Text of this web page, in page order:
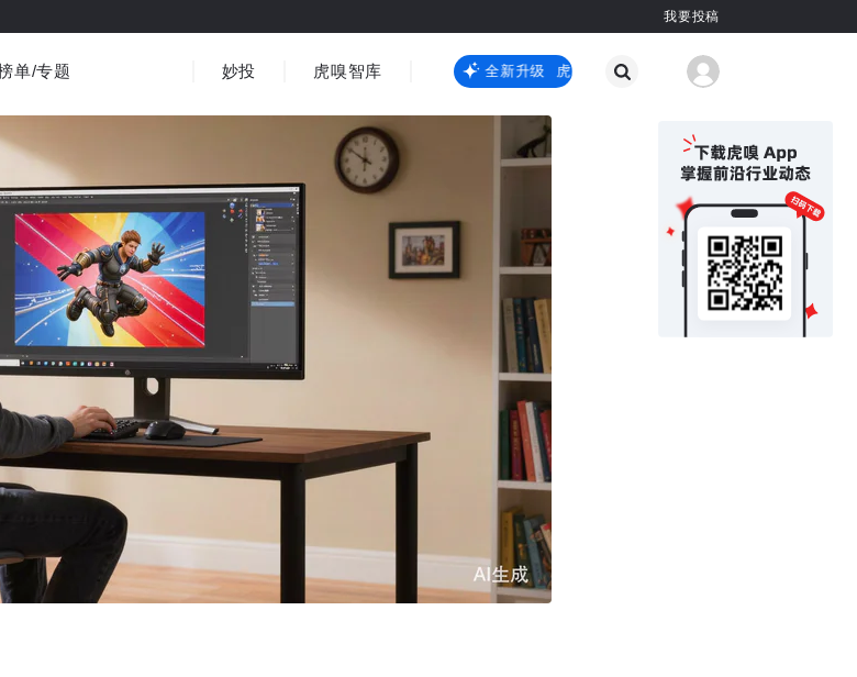
我要投稿
社会文化 金融财经 出海
国际热点
医疗 其他
单/专题 妙投 虎嗅智库 虎嗅嗅全新升级 虎嗅嗅全新升级